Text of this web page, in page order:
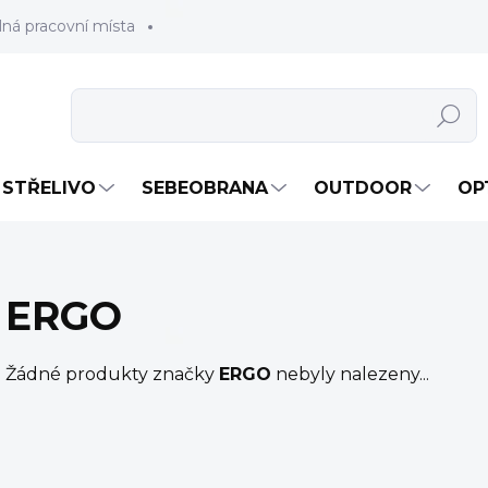
pracovní místa
Hledat
STŘELIVO SEBEOBRANA OUTDOOR
ERGO
Žádné produkty značky ERGO nebyly nalezeny...